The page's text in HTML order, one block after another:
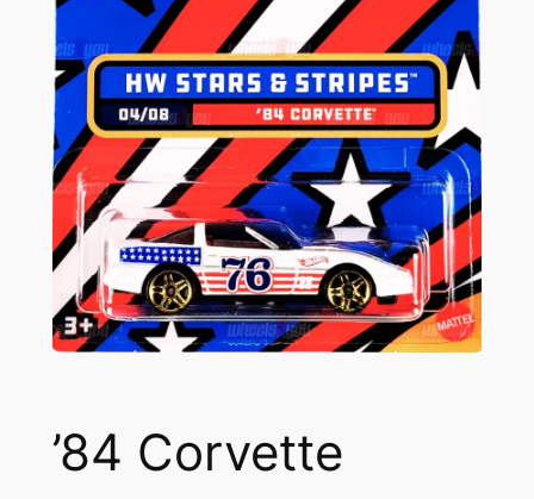
’84 Corvette